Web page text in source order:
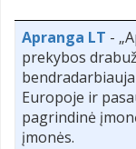
Apranga LT -
prekybos
Europoje ir
pagrindinė
įmonės.